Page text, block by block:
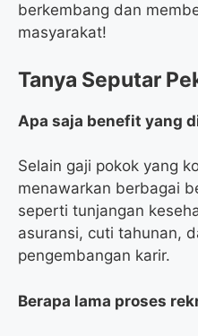
berkembang dan
masyarakat!
Tanya Seputar
Apa saja benefit yang
Selain gaji pokok yang
menawarkan berbagai
seperti tunjangan
asuransi, cuti tahunan,
pengembangan karir.
Berapa lama proses